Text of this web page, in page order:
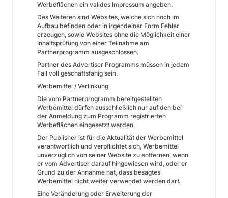
Werbeflächen ein valides Impressum angeben.
Des Weiteren sind Websites, welche sich noch im
Aufbau befinden oder in irgendeiner Form Fehler
erzeugen, sowie Websites ohne die Möglichkeit einer
Inhaltsprüfung von einer Teilnahme am
Partnerprogramm ausgeschlossen.
Partner des Advertiser Programms müssen in jedem
Fall voll geschäftsfähig sein.
Werbemittel / Verlinkung
Die vom Partnerprogramm bereitgestellten
Werbemittel dürfen ausschließlich nur auf den bei
der Anmeldung zum Programm registrierten
Werbeflächen eingesetzt werden.
Der Publisher ist für die Aktualität der Werbemittel
verantwortlich und verpflichtet sich, Werbemittel
unverzüglich von seiner Website zu entfernen, wenn
er vom Advertiser darauf hingewiesen wird, oder er
Grund zu der Annahme hat, dass besagtes
Werbemittel nicht weiter verwendet werden darf.
Eine Veränderung oder Erweiterung der